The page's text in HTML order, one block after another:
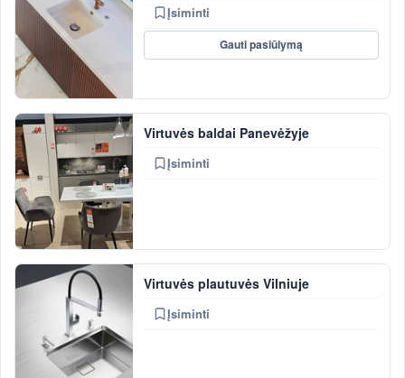
Įsiminti
Gauti pasiūlymą
Virtuvės baldai Panevėžyje
Įsiminti
Virtuvės plautuvės Vilniuje
Įsiminti